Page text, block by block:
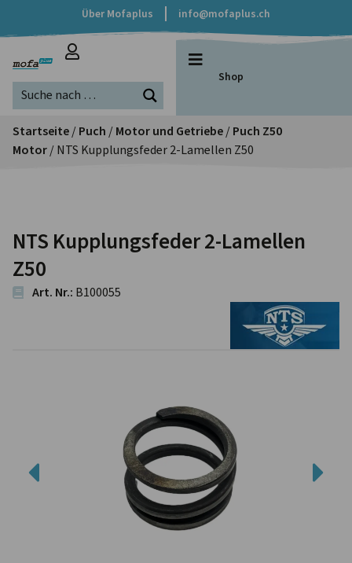
Über Mofaplus info@mofaplus.ch
Shop
Startseite/Puch /Motor und Getriebe/Puch Z50
Motor/ NTS Kupplungsfeder 2-Lamellen Z50
NTS Kupplungsfeder 2-Lamellen
Z50
Art. Nr.: B100055